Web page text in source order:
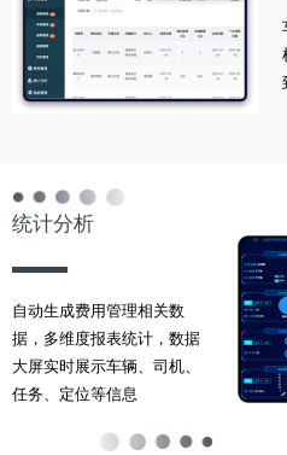
统计分析
自动生成费用管理相关数
据，多维度报表统计，数据
大屏实时展示车辆、司机、
任务、定位等信息